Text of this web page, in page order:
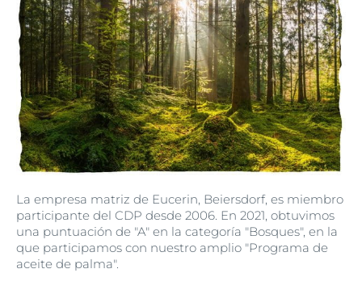
La empresa matriz de Eucerin, Beiersdorf, es miembro
participante del CDP desde 2006. En 2021, obtuvimos
una puntuación de "A" en la categoría "Bosques", en la
que participamos con nuestro amplio "Programa de
aceite de palma".